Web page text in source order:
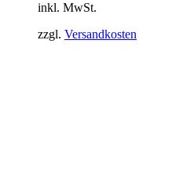
inkl. MwSt.
zzgl. Versandkosten